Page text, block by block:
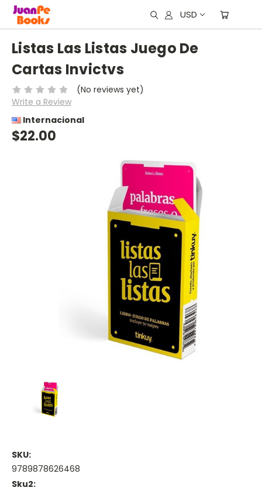
USD
Listas Las Listas Juego De
Cartas Invictvs
(No reviews yet)
Write a Review
Internacional
$22.00
SKU:
9789878626468
Sku2: